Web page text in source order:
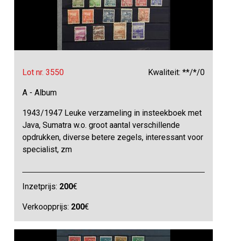
Lot nr. 3550 Kwaliteit: **/*/0
A - Album
1943/1947 Leuke verzameling in insteekboek met
Java, Sumatra w.o. groot aantal verschillende
opdrukken, diverse betere zegels, interessant voor
specialist, zm
Inzetprijs: 200€
Verkoopprijs: 200€